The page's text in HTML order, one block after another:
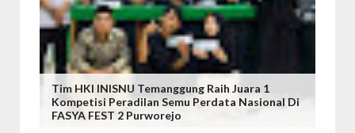
Tim HKI INISNU Temanggung Raih Juara 1
Kompetisi Peradilan Semu Perdata Nasional Di
FASYA FEST 2 Purworejo